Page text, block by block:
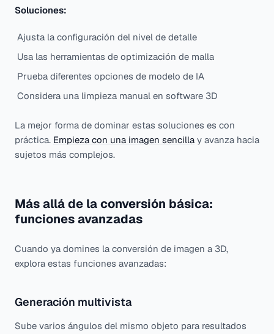
Soluciones:
Ajusta la configuración del nivel de detalle
Usa las herramientas de optimización de malla
Prueba diferentes opciones de modelo de IA
Considera una limpieza manual en software 3D
La mejor forma de dominar estas soluciones es con
práctica. Empieza con una imagen sencilla y avanza hacia
sujetos más complejos.
Más allá de la conversión básica:
funciones avanzadas
Cuando ya domines la conversión de imagen a 3D,
explora estas funciones avanzadas:
Generación multivista
Sube varios ángulos del mismo objeto para resultados